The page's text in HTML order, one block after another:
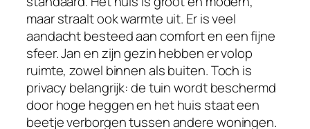
maar straalt ook warmte uit. Er is veel
aandacht besteed aan comfort en een fijne
sfeer. Jan en zijn gezin hebben er volop
ruimte, zowel binnen als buiten. Toch is
privacy belangrijk: de tuin wordt beschermd
door hoge heggen en het huis staat een
beetje verborgen tussen andere woningen.